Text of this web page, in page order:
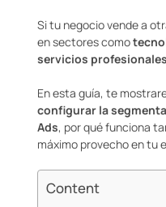
Si tu negocio vende a
en sectores como
servicios profesionales
En esta guía, te
configurar la
Ads, por qué funciona
máximo provecho en tu
Content